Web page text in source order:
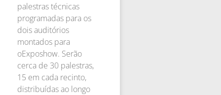
palestras técnicas
programadas para os
dois auditórios
montados para
oExposhow. Serão
cerca de 30 palestras,
15 em cada recinto,
distribuídas ao longo